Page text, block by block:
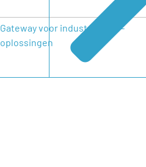
Gateway voor industriële IoT-
oplossingen